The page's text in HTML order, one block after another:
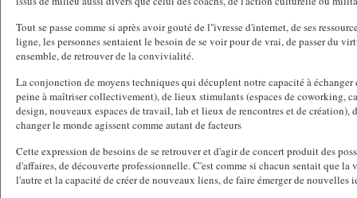
Tout se passe comme si après avoir gouté de l''ivresse d'internet, de ses
ligne, les personnes sentaient le besoin de se voir pour de vrai, de passer du
ensemble, de retrouver de la convivialité.
La conjonction de moyens techniques qui décuplent notre capacité à échanger
peine à maîtriser collectivement), de lieux stimulants (espaces de coworking,
design, nouveaux espaces de travail, lab et lieux de rencontres et de création),
changer le monde agissent comme autant de facteurs
Cette expression de besoins de se retrouver et d'agir de concert produit des
d'affaires, de découverte professionnelle. C'est comme si chacun sentait que la
l'autre et la capacité de créer de nouveaux liens, de faire émerger de nouvelles